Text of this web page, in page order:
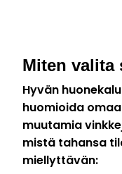
Miten valita
Hyvän
huomioida
muutamia
mistä tahansa
miellyttävän: